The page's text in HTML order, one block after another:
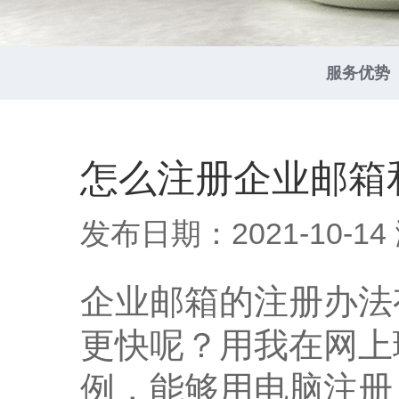
服务优势
怎么注册企业邮箱
发布日期：2021-10-14
企业邮箱的注册办
更快呢？用我在网
例，能够用电脑注